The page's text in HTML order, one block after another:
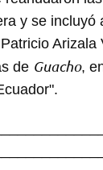
y se incluyó
Arizala
de Guacho,